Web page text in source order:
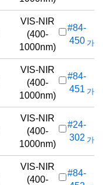
VIS-NIR
(400-
1000nm)
#84-
450 가
VIS-NIR
(400-
1000nm)
#84-
451 가
VIS-NIR
(400-
1000nm)
#24-
302 가
VIS-NIR
(400-
#84-